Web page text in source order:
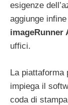
esigenze
aggiunge
imageRunner
uffici.
La piattaforma
impiega il
coda di